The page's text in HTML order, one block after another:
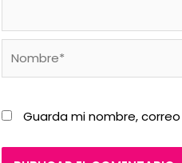
Guarda mi nombre,